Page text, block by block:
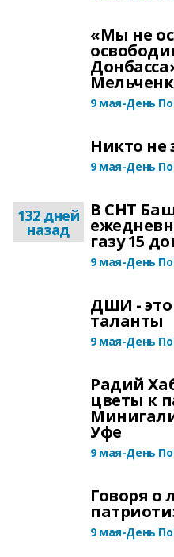
«Мы не
9 мая-День
Никто не
9 мая-День
132 дней
назад
В СНТ
газу 15
9 мая-День
ДШИ - это
таланты
9 мая-День
Радий
цветы к
Уфе
9 мая-День
Говоря о
9 мая-День